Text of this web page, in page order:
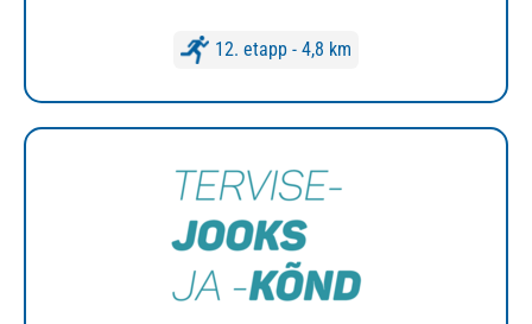
12. etapp - 4,8 km